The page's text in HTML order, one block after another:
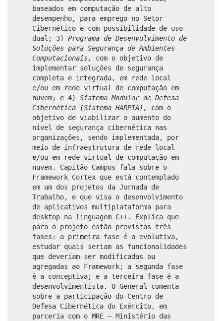
baseados em computação de alto
desempenho, para emprego no Setor
Cibernético e com possibilidade de uso
dual; 3) Programa de Desenvolvimento de
Soluções para Segurança de Ambientes
Computacionais, com o objetivo de
implementar soluções de segurança
completa e integrada, em rede local
e/ou em rede virtual de computação em
nuvem; e 4) Sistema Modular de Defesa
Cibernética (Sistema HARPIA), com o
objetivo de viabilizar o aumento do
nível de segurança cibernética nas
organizações, sendo implementada, por
meio de infraestrutura de rede local
e/ou em rede virtual de computação em
nuvem. Capitão Campos fala sobre o
Framework Cortex que está contemplado
em um dos projetos da Jornada de
Trabalho, e que visa o desenvolvimento
de aplicativos multiplataforma para
desktop na linguagem C++. Explica que
para o projeto estão previstas três
fases: a primeira fase é a evolutiva,
estudar quais seriam as funcionalidades
que deveriam ser modificadas ou
agregadas ao Framework; a segunda fase
é a conceptiva; e a terceira fase é a
desenvolvimentista. O General comenta
sobre a participação do Centro de
Defesa Cibernética do Exército, em
parceria com o MRE – Ministério das